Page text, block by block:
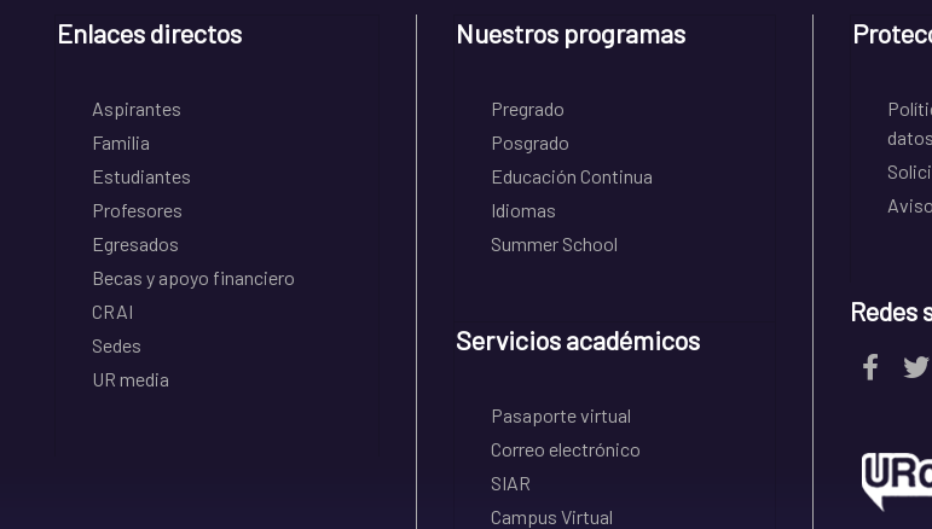
Enlaces directos
Aspirantes
Familia
Estudiantes
Profesores
Egresados
Becas y apoyo financiero
CRAI
Sedes
UR media
Nuestros programas
Pregrado
Posgrado
Educación Continua
Idiomas
Summer School
Servicios académicos
Pasaporte virtual
Correo electrónico
SIAR
Campus Virtual
Redes